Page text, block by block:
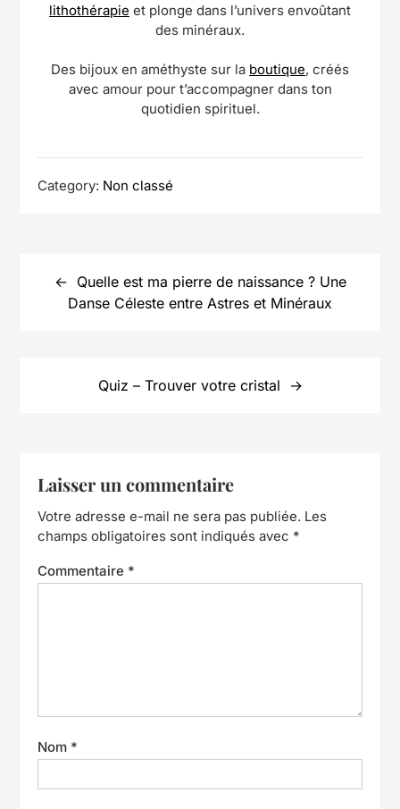
lithothérapie et plonge dans l’univers envoûtant
des minéraux.
Des bijoux en améthyste sur la boutique, créés
avec amour pour t’accompagner dans ton
quotidien spirituel.
Category: Non classé
l’article
Quelle est ma pierre de naissance ? Une
Danse Céleste entre Astres et Minéraux
Quiz – Trouver votre cristal
Laisser un commentaire
Votre adresse e-mail ne sera pas publiée. Les
champs obligatoires sont indiqués avec *
Commentaire *
Nom *